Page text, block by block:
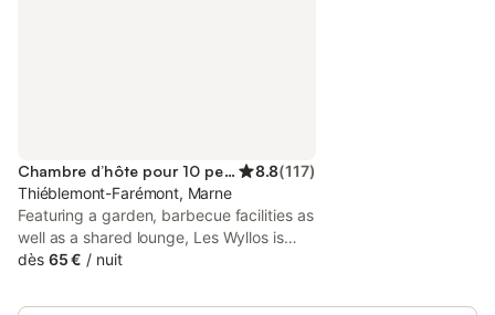
Chambre d’hôte pour 10 personnes 8.8(117)
Thiéblemont-Farémont, Marne
Featuring a garden, barbecue facilities as
well as a shared lounge, Les Wyllos is
situated in Thiéblemont-Farémont, within
Course. This property offers access to a
dès 65 € / nuit